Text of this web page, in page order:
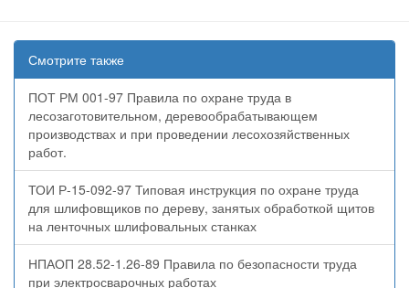
Смотрите также
ПОТ РМ 001-97 Правила по охране труда в
лесозаготовительном, деревообрабатывающем
производствах и при проведении лесохозяйственных
работ.
ТОИ Р-15-092-97 Типовая инструкция по охране труда
для шлифовщиков по дереву, занятых обработкой щитов
на ленточных шлифовальных станках
НПАОП 28.52-1.26-89 Правила по безопасности труда
при электросварочных работах